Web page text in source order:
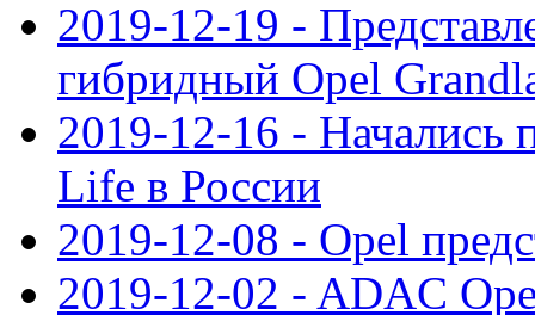
2019-12-19 -
гибридный Opel
2019-12-16 - Начались
Life в России
2019-12-08 - Opel
2019-12-02 - ADAC